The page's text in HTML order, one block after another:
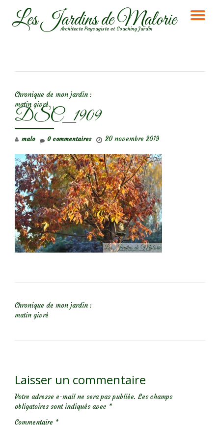
AllerLes Jardins de Malorie
Architecte Paysagiste et Coaching Jardin
Chronique de mon jardin :
matin givré
DSC_1909
malo 20 novembre 2019
0 commentaires
Chronique de mon jardin :
matin givré
Laisser un commentaire
Votre adresse e-mail ne sera pas publiée. Les champs
obligatoires sont indiqués avec *
Commentaire *